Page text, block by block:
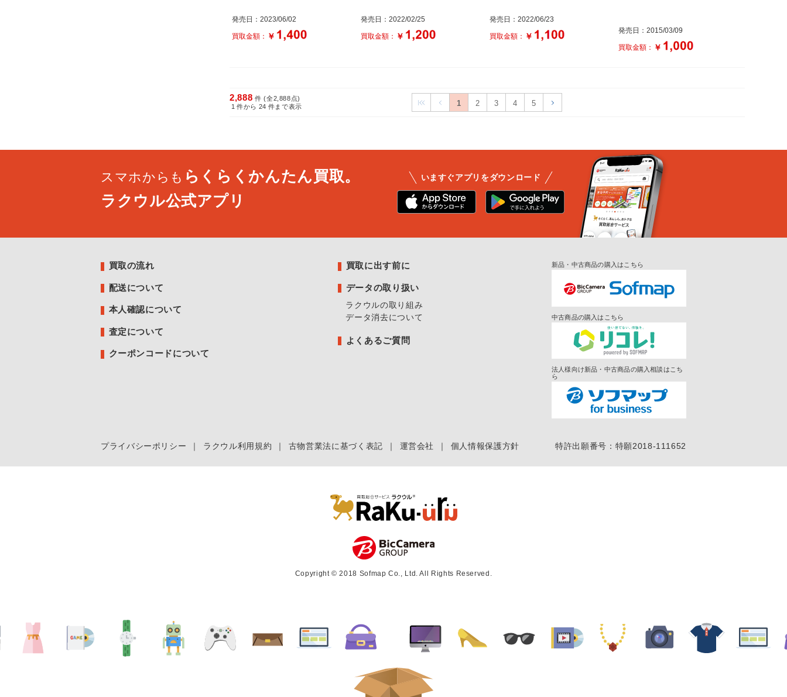
発売日：2023/06/02
買取金額： ￥
発売日：2022/02/25
買取金額： ￥
発売日：2022/06/23
買取金額： ￥
発売日：2015/03/09
買取金額： ￥
2,888 件 (全2,888点)
1 件から 24 件まで表示 1 2 3 4 5
スマホからも らくらくかんたん買取。
ラクウル公式アプリ
いますぐアプリをダウンロード
買取の流れ
配送について
本人確認について
査定について
クーポンコードについて
買取に出す前に
データの取り扱い
ラクウルの取り組み
データ消去について
よくあるご質問
新品・中古商品の購入はこちら
中古商品の購入はこちら
法人様向け新品・中古商品の購入相談はこち
ら
プライバシーポリシー ｜ ラクウル利用規約 ｜ 古物営業法に基づく表記 ｜ 運営会社 ｜ 個人情報保護方針 特許出願番号：特願2018-111652
Copyright © 2018 Sofmap Co., Ltd. All Rights Reserved.